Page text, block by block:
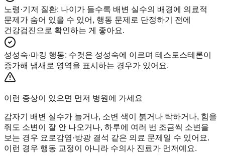
노령·기저 질환: 나이가 들수록 배변 실수의 배경에 의료적
문제가 숨어 있을 수 있어, 행동 문제로 단정하기 전에
건강검진으로 확인하는 게 좋아요.
성성숙·마킹 행동: 수컷은 성성숙에 이르며 테스토스테론이
증가해 냄새로 영역을 표시하는 경우가 있어요.
이런 증상이 있으면 먼저 병원에 가세요
갑자기 배변 실수가 늘거나, 소변 색이 붉거나 탁하거나, 힘을
줘도 소변이 잘 안 나오거나, 하루에 여러 번 조금씩 소변을
보는 경우 요로감염·방광 결석 같은 의료 문제일 수 있어요.
이런 경우 행동 교정이 아니라 수의사 진료가 먼저예요.